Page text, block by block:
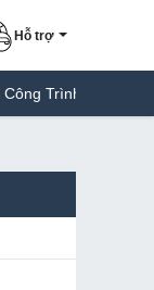
Hỗ trợ
Máy Hàn Túi